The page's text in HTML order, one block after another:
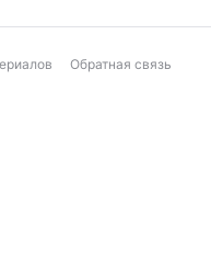
Обратная связь